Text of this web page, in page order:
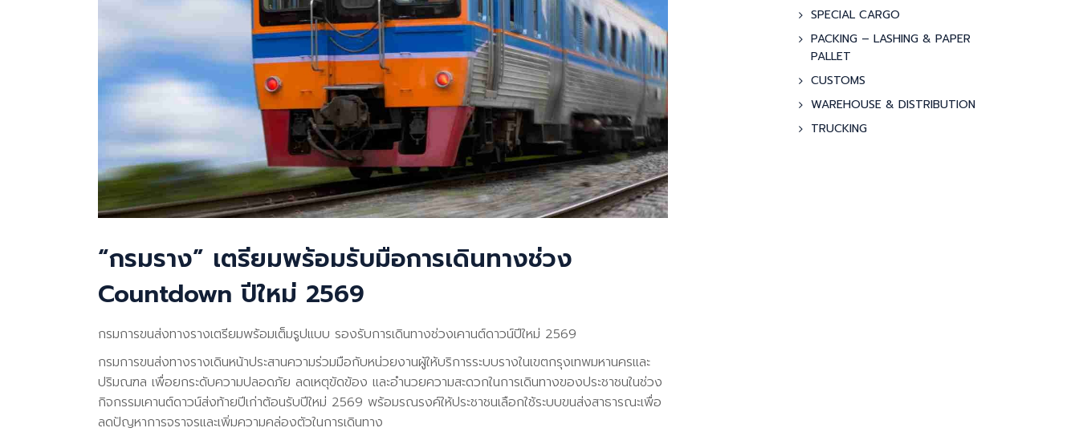
“กรมราง” เตรียมพร้อมรับมือการเดินทางช่วง
Countdown ปีใหม่ 2569
กรมการขนส่งทางรางเตรียมพร้อมเต็มรูปแบบ รองรับการเดินทางช่วงเคานต์ดาวน์ปีใหม่ 2569
กรมการขนส่งทางรางเดินหน้าประสานความร่วมมือกับหน่วยงานผู้ให้บริการระบบรางในเขตกรุงเทพมหานครและ
ปริมณฑล เพื่อยกระดับความปลอดภัย ลดเหตุขัดข้อง และอำนวยความสะดวกในการเดินทางของประชาชนในช่วง
กิจกรรมเคานต์ดาวน์ส่งท้ายปีเก่าต้อนรับปีใหม่ 2569 พร้อมรณรงค์ให้ประชาชนเลือกใช้ระบบขนส่งสาธารณะเพื่อ
ลดปัญหาการจราจรและเพิ่มความคล่องตัวในการเดินทาง
SPECIAL CARGO
PACKING – LASHING & PAPER
PALLET
CUSTOMS
WAREHOUSE & DISTRIBUTION
TRUCKING